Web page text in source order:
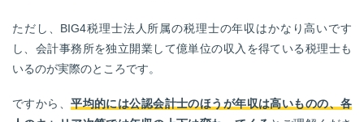
ただし、BIG4税理士法人所属の税理士の年収はかなり高いです
し、会計事務所を独立開業して億単位の収入を得ている税理士も
いるのが実際のところです。
ですから、平均的には公認会計士のほうが年収は高いものの、各